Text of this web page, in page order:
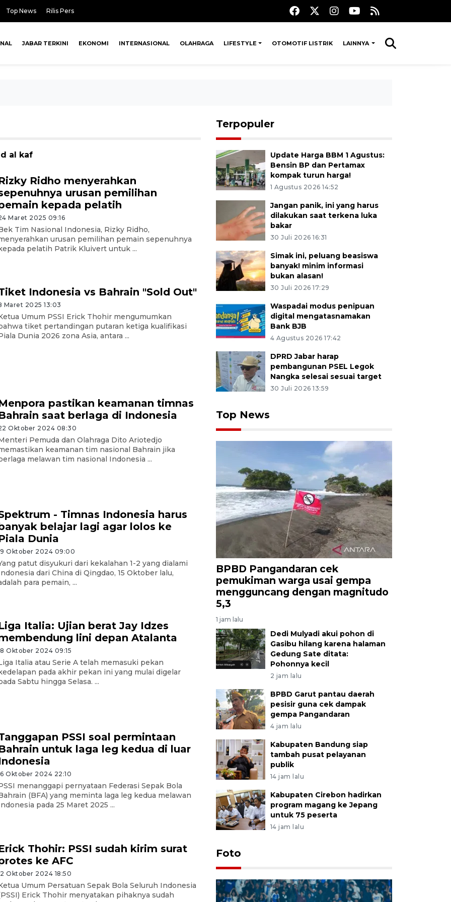
Top News Rilis Pers
JABAR TERKINI EKONOMI INTERNASIONAL OLAHRAGA LIFESTYLE OTOMOTIF LISTRIK LAINNYA
al kaf
Ridho menyerahkan
urusan pemilihan
kepada pelatih
Maret 2025 09:16
Tim Nasional Indonesia, Rizky Ridho,
urusan pemilihan pemain sepenuhnya
pelatih Patrik Kluivert untuk ...
Indonesia vs Bahrain "Sold Out"
Maret 2025 13:03
Umum PSSI Erick Thohir mengumumkan
tiket pertandingan putaran ketiga kualifikasi
Dunia 2026 zona Asia, antara ...
pastikan keamanan timnas
saat berlaga di Indonesia
Oktober 2024 08:30
Pemuda dan Olahraga Dito Ariotedjo
keamanan tim nasional Bahrain jika
melawan tim nasional Indonesia ...
- Timnas Indonesia harus
belajar lagi agar lolos ke
Dunia
Oktober 2024 09:00
patut disyukuri dari kekalahan 1-2 yang dialami
dari China di Qingdao, 15 Oktober lalu,
para pemain, ...
Italia: Ujian berat Jay Idzes
lini depan Atalanta
Oktober 2024 09:15
Italia atau Serie A telah memasuki pekan
pada akhir pekan ini yang mulai digelar
Sabtu hingga Selasa. ...
PSSI soal permintaan
untuk laga leg kedua di luar
Oktober 2024 22:10
menanggapi pernyataan Federasi Sepak Bola
(BFA) yang meminta laga leg kedua melawan
pada 25 Maret 2025 ...
Thohir: PSSI sudah kirim surat
ke AFC
Oktober 2024 18:50
Umum Persatuan Sepak Bola Seluruh Indonesia
Erick Thohir menyatakan pihaknya sudah
Terpopuler
Update Harga BBM 1 Agustus:
Bensin BP dan Pertamax
kompak turun harga!
1 Agustus 2026 14:52
Jangan panik, ini yang harus
dilakukan saat terkena luka
bakar
30 Juli 2026 16:31
Simak ini, peluang beasiswa
banyak! minim informasi
bukan alasan!
30 Juli 2026 17:29
Waspadai modus penipuan
digital mengatasnamakan
Bank BJB
4 Agustus 2026 17:42
DPRD Jabar harap
pembangunan PSEL Legok
Nangka selesai sesuai target
30 Juli 2026 13:59
Top News
BPBD Pangandaran cek
pemukiman warga usai gempa
mengguncang dengan magnitudo
5,3
1 jam lalu
Dedi Mulyadi akui pohon di
Gasibu hilang karena halaman
Gedung Sate ditata:
Pohonnya kecil
2 jam lalu
BPBD Garut pantau daerah
pesisir guna cek dampak
gempa Pangandaran
4 jam lalu
Kabupaten Bandung siap
tambah pusat pelayanan
publik
14 jam lalu
Kabupaten Cirebon hadirkan
program magang ke Jepang
untuk 75 peserta
14 jam lalu
Foto